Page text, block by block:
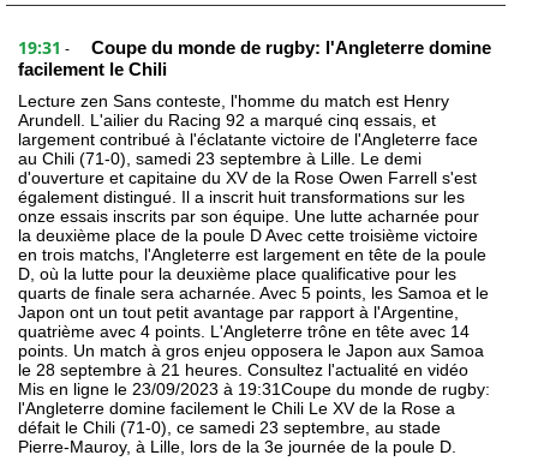
19:31 -
Coupe du monde de rugby: l'Angleterre domine
facilement le Chili
Lecture zen Sans conteste, l'homme du match est Henry
Arundell. L'ailier du Racing 92 a marqué cinq essais, et
largement contribué à l'éclatante victoire de l'Angleterre face
au Chili (71-0), samedi 23 septembre à Lille. Le demi
d'ouverture et capitaine du XV de la Rose Owen Farrell s'est
également distingué. Il a inscrit huit transformations sur les
onze essais inscrits par son équipe. Une lutte acharnée pour
la deuxième place de la poule D Avec cette troisième victoire
en trois matchs, l'Angleterre est largement en tête de la poule
D, où la lutte pour la deuxième place qualificative pour les
quarts de finale sera acharnée. Avec 5 points, les Samoa et le
Japon ont un tout petit avantage par rapport à l'Argentine,
quatrième avec 4 points. L'Angleterre trône en tête avec 14
points. Un match à gros enjeu opposera le Japon aux Samoa
le 28 septembre à 21 heures. Consultez l'actualité en vidéo
Mis en ligne le 23/09/2023 à 19:31Coupe du monde de rugby:
l'Angleterre domine facilement le Chili Le XV de la Rose a
défait le Chili (71-0), ce samedi 23 septembre, au stade
Pierre-Mauroy, à Lille, lors de la 3e journée de la poule D.